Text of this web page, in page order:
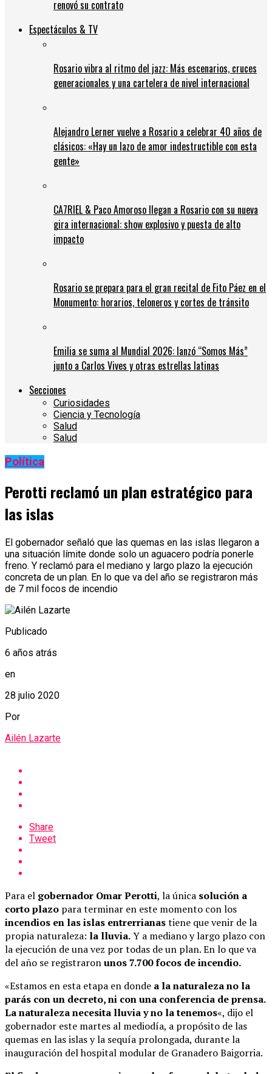
renovó su contrato
Espectáculos & TV
Rosario vibra al ritmo del jazz: Más escenarios, cruces
generacionales y una cartelera de nivel internacional
Alejandro Lerner vuelve a Rosario a celebrar 40 años de
clásicos: «Hay un lazo de amor indestructible con esta
gente»
CA7RIEL & Paco Amoroso llegan a Rosario con su nueva
gira internacional: show explosivo y puesta de alto
impacto
Rosario se prepara para el gran recital de Fito Páez en el
Monumento: horarios, teloneros y cortes de tránsito
Emilia se suma al Mundial 2026: lanzó “Somos Más”
junto a Carlos Vives y otras estrellas latinas
Secciones
Curiosidades
Ciencia y Tecnología
Salud
Salud
Política
Perotti reclamó un plan estratégico para
las islas
El gobernador señaló que las quemas en las islas llegaron a
una situación límite donde solo un aguacero podría ponerle
freno. Y reclamó para el mediano y largo plazo la ejecución
concreta de un plan. En lo que va del año se registraron más
de 7 mil focos de incendio
Publicado
6 años atrás
en
28 julio 2020
Por
Ailén Lazarte
Share
Tweet
Para el gobernador Omar Perotti, la única solución a
corto plazo para terminar en este momento con los
incendios en las islas entrerrianastiene que venir de la
propia naturaleza: la lluvia.Y a mediano y largo plazo con
la ejecución de una vez por todas de un plan. En lo que va
del año se registraronunos 7.700 focos de incendio.
«Estamos en esta etapa en donde a la naturaleza no la
parás con un decreto, ni con una conferencia de prensa.
La naturaleza necesita lluvia y no la tenemos«, dijo el
gobernador este martes al mediodía, a propósito de las
quemas en las islas y la sequía prolongada, durante la
inauguración del hospital modular de Granadero Baigorria.